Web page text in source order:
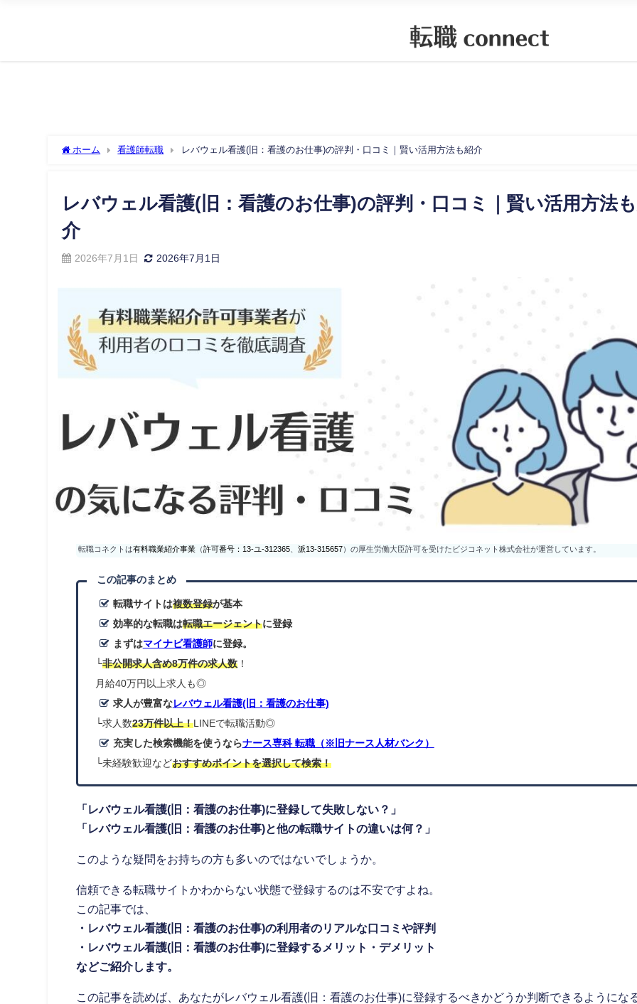
ホーム 看護師転職 レバウェル看護(旧：看護のお仕事)の評判・口コミ｜賢い活用方法も紹介
レバウェル看護(旧：看護のお仕事)の評判・口コミ｜賢い活用方法
介
2026年7月1日 2026年7月1日
転職コネクトは有料職業紹介事業 （許可番号：13-ユ-312365 、派13-315657）の厚生労働大臣許可を受けたビジコネット株式会社が運営しています。
この記事のまとめ
転職サイトは複数登録が基本
効率的な転職は転職エージェントに登録
まずはマイナビ看護師に登録。
└非公開求人含め8万件の求人数 ！
月給40万円以上求人も◎
求人が豊富なレバウェル看護(旧：看護のお仕事)
└求人数23万件以上！ LINEで転職活動◎
充実した検索機能を使うならナース専科 転職（※旧ナース人材バンク）
└未経験歓迎などおすすめポイントを選択して検索！
「レバウェル看護(旧：看護のお仕事)に登録して失敗しない？」
「レバウェル看護(旧：看護のお仕事)と他の転職サイトの違いは何？」
このような疑問をお持ちの方も多いのではないでしょうか。
信頼できる転職サイトかわからない状態で登録するのは不安ですよね。
この記事では、
・レバウェル看護(旧：看護のお仕事)の利用者のリアルな口コミや評判
・レバウェル看護(旧：看護のお仕事)に登録するメリット・デメリット
などご紹介します。
この記事を読めば、あなたがレバウェル看護(旧：看護のお仕事)に登録するべきかどうか判断できるようにな